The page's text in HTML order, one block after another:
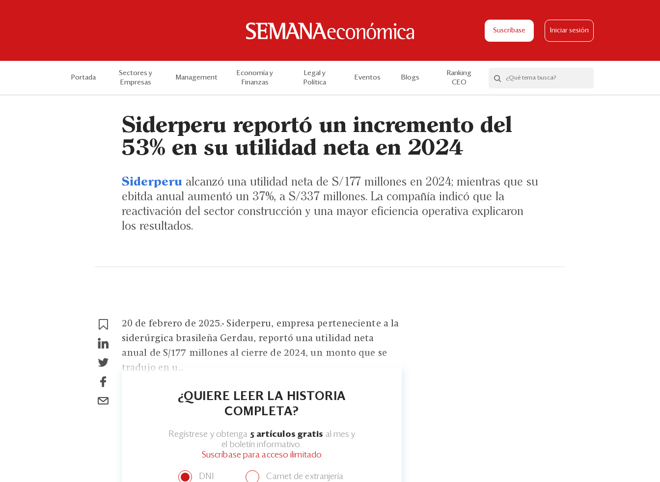
Suscríbase Iniciar sesión
Portada
Sectores y
Empresas
Management
Economía y
Finanzas
Legal y
Política
Eventos Blogs
Ranking
CEO
Siderperu reportó un incremento del
53% en su utilidad neta en 2024
Siderperu alcanzó una utilidad neta de S/177 millones en 2024; mientras que su
ebitda anual aumentó un 37%, a S/337 millones. La compañía indicó que la
reactivación del sector construcción y una mayor eficiencia operativa explicaron
los resultados.
20 de febrero de 2025.- Siderperu, empresa perteneciente a la
siderúrgica brasileña Gerdau, reportó una utilidad neta
anual de S/177 millones al cierre de 2024, un monto que se
tradujo en u...
¿QUIERE LEER LA HISTORIA
COMPLETA?
Regístrese y obtenga 5 artículos gratis al mes y
el boletín informativo.
Suscríbase para acceso ilimitado
DNI Carnet de extranjería